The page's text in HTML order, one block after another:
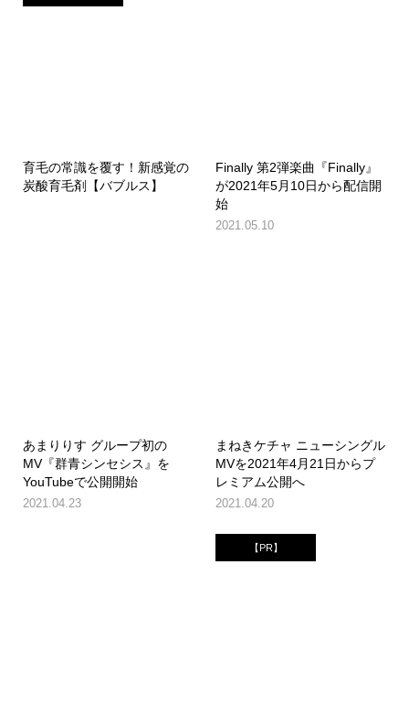
育毛の常識を覆す！新感覚の
炭酸育毛剤【バブルス】
Finally 第2弾楽曲『Finally』
が2021年5月10日から配信開
始
2021.05.10
あまりりす グループ初の
MV『群青シンセシス』を
YouTubeで公開開始
2021.04.23
まねきケチャ ニューシングル
MVを2021年4月21日からプ
レミアム公開へ
2021.04.20
【PR】